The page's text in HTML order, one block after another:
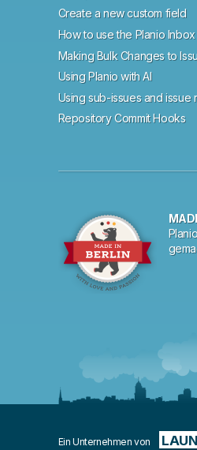
Create a new custom field
How to use the Planio Inbox
Making Bulk Changes to
Using Planio with AI
Using sub-issues and issue
Repository Commit Hooks
Ein Unternehmen von